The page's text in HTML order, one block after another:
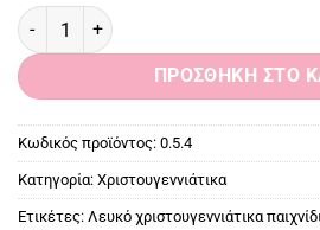
Χριστουγεννιάτικα σετ σεντονάκια
ΠΡΟΣΘΉΚΗ ΣΤΟ
Κωδικός προϊόντος: 0.5.4
Κατηγορία: Χριστουγεννιάτικα
Ετικέτες: Λευκό χριστουγεννιάτικα